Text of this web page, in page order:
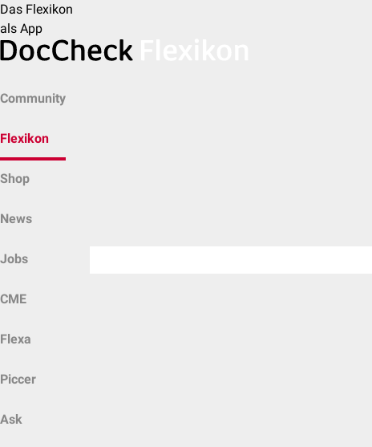
Das Flexikon
als App
Community
Flexikon
Shop
News
Jobs
CME
Flexa
Piccer
Ask